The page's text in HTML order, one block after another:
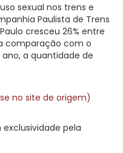
sexual nos trens e
Paulista de Trens
cresceu 26% entre
comparação com o
a quantidade de
no site de origem)
pela